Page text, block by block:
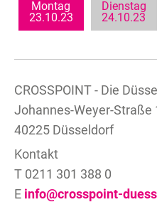
Montag
23.10.23
Dienstag
24.10.23
CROSSPOINT - Die
Johannes-Weyer-Straße
40225 Düsseldorf
Kontakt
T 0211 301 388 0
E info@crosspoint-